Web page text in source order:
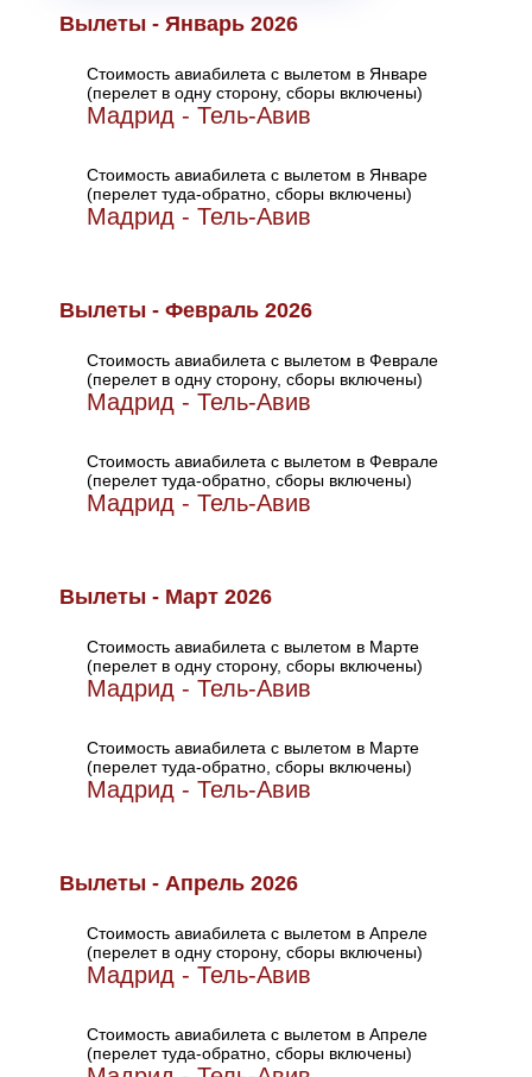
Вылеты - Январь 2026
Стоимость авиабилета с вылетом в Январе
(перелет в одну сторону, сборы включены)
Мадрид - Тель-Авив
Стоимость авиабилета с вылетом в Январе
(перелет туда-обратно, сборы включены)
Мадрид - Тель-Авив
Вылеты - Февраль 2026
Стоимость авиабилета с вылетом в Феврале
(перелет в одну сторону, сборы включены)
Мадрид - Тель-Авив
Стоимость авиабилета с вылетом в Феврале
(перелет туда-обратно, сборы включены)
Мадрид - Тель-Авив
Вылеты - Март 2026
Стоимость авиабилета с вылетом в Марте
(перелет в одну сторону, сборы включены)
Мадрид - Тель-Авив
Стоимость авиабилета с вылетом в Марте
(перелет туда-обратно, сборы включены)
Мадрид - Тель-Авив
Вылеты - Апрель 2026
Стоимость авиабилета с вылетом в Апреле
(перелет в одну сторону, сборы включены)
Мадрид - Тель-Авив
Стоимость авиабилета с вылетом в Апреле
(перелет туда-обратно, сборы включены)